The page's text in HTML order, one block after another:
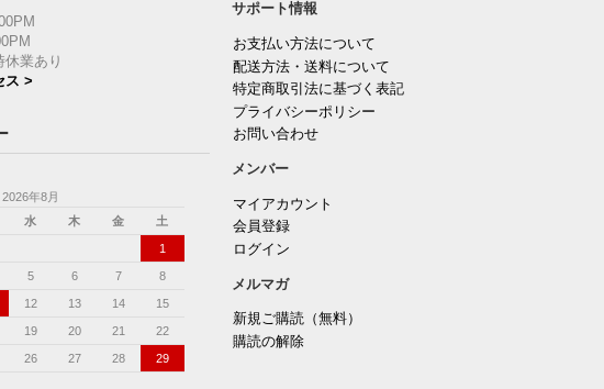
業あり
ス >
2026年8月
水 木 金 土
1
5 6 7 8
12 13 14 15
19 20 21 22
26 27 28 29
サポート情報
お支払い方法について
配送方法・送料について
特定商取引法に基づく表記
プライバシーポリシー
お問い合わせ
メンバー
マイアカウント
会員登録
ログイン
メルマガ
新規ご購読（無料）
購読の解除